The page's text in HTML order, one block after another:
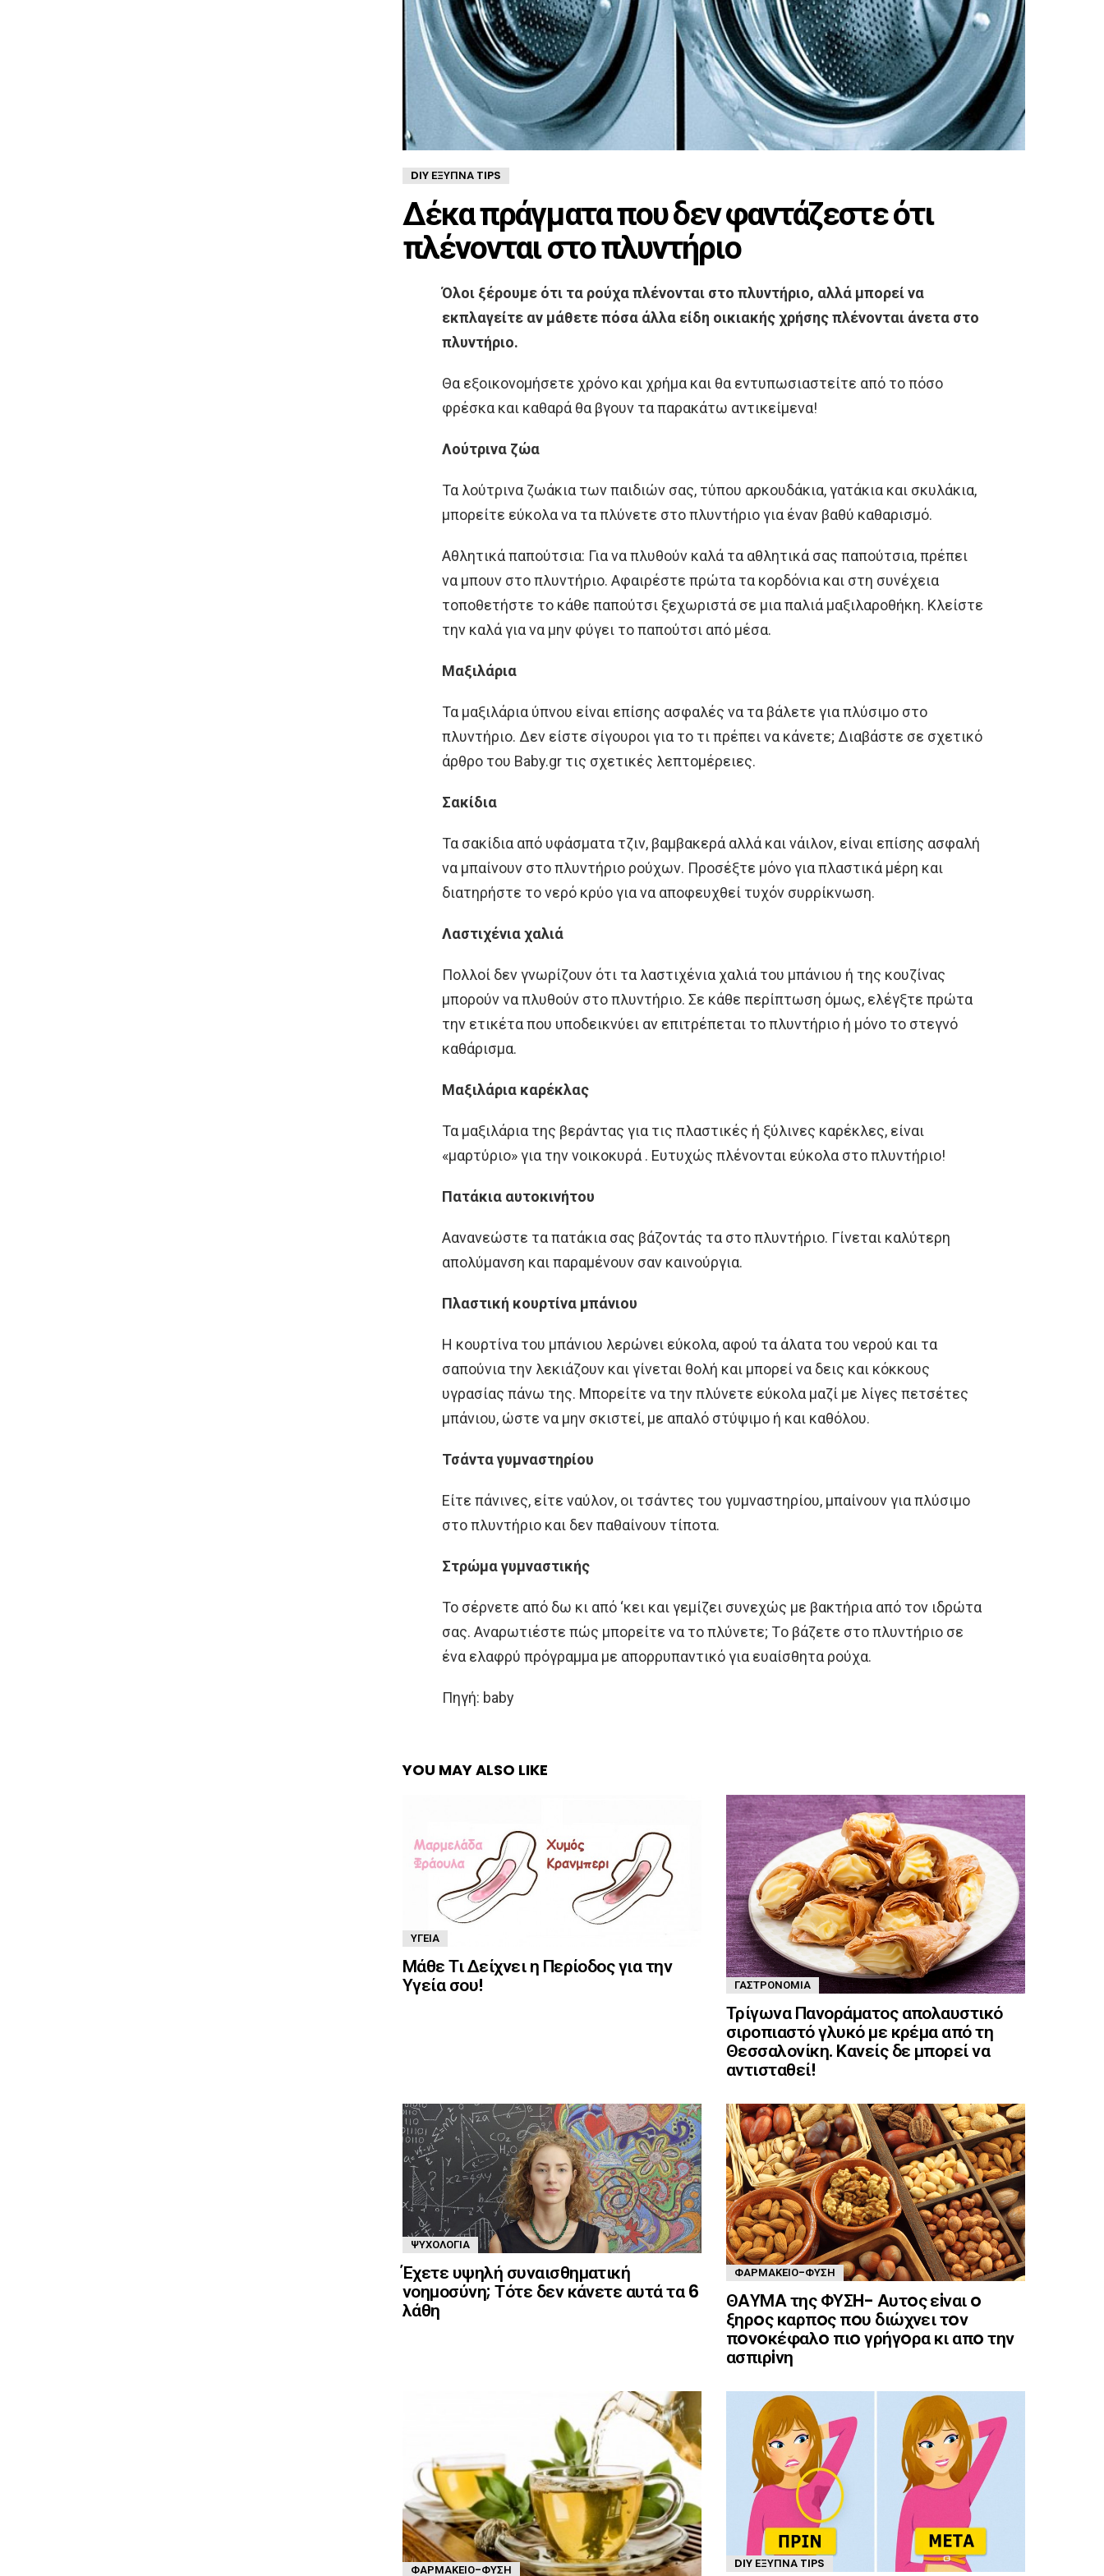
DIY ΈΞΥΠΝΑ TIPS
Δέκα πράγματα που δεν φαντάζεστε ότι
πλένονται στο πλυντήριο
Όλοι ξέρουμε ότι τα ρούχα πλένονται στο πλυντήριο, αλλά μπορεί να
εκπλαγείτε αν μάθετε πόσα άλλα είδη οικιακής χρήσης πλένονται άνετα στο
πλυντήριο.
Θα εξοικονομήσετε χρόνο και χρήμα και θα εντυπωσιαστείτε από το πόσο
φρέσκα και καθαρά θα βγουν τα παρακάτω αντικείμενα!
Λούτρινα ζώα
Τα λούτρινα ζωάκια των παιδιών σας, τύπου αρκουδάκια, γατάκια και σκυλάκια,
μπορείτε εύκολα να τα πλύνετε στο πλυντήριο για έναν βαθύ καθαρισμό.
Αθλητικά παπούτσια: Για να πλυθούν καλά τα αθλητικά σας παπούτσια, πρέπει
να μπουν στο πλυντήριο. Αφαιρέστε πρώτα τα κορδόνια και στη συνέχεια
τοποθετήστε το κάθε παπούτσι ξεχωριστά σε μια παλιά μαξιλαροθήκη. Κλείστε
την καλά για να μην φύγει το παπούτσι από μέσα.
Μαξιλάρια
Τα μαξιλάρια ύπνου είναι επίσης ασφαλές να τα βάλετε για πλύσιμο στο
πλυντήριο. Δεν είστε σίγουροι για το τι πρέπει να κάνετε; Διαβάστε σε σχετικό
άρθρο του Baby.gr τις σχετικές λεπτομέρειες.
Σακίδια
Τα σακίδια από υφάσματα τζιν, βαμβακερά αλλά και νάιλον, είναι επίσης ασφαλή
να μπαίνουν στο πλυντήριο ρούχων. Προσέξτε μόνο για πλαστικά μέρη και
διατηρήστε το νερό κρύο για να αποφευχθεί τυχόν συρρίκνωση.
Λαστιχένια χαλιά
Πολλοί δεν γνωρίζουν ότι τα λαστιχένια χαλιά του μπάνιου ή της κουζίνας
μπορούν να πλυθούν στο πλυντήριο. Σε κάθε περίπτωση όμως, ελέγξτε πρώτα
την ετικέτα που υποδεικνύει αν επιτρέπεται το πλυντήριο ή μόνο το στεγνό
καθάρισμα.
Μαξιλάρια καρέκλας
Τα μαξιλάρια της βεράντας για τις πλαστικές ή ξύλινες καρέκλες, είναι
«μαρτύριο» για την νοικοκυρά . Ευτυχώς πλένονται εύκολα στο πλυντήριο!
Πατάκια αυτοκινήτου
Aανανεώστε τα πατάκια σας βάζοντάς τα στο πλυντήριο. Γίνεται καλύτερη
απολύμανση και παραμένουν σαν καινούργια.
Πλαστική κουρτίνα μπάνιου
Η κουρτίνα του μπάνιου λερώνει εύκολα, αφού τα άλατα του νερού και τα
σαπούνια την λεκιάζουν και γίνεται θολή και μπορεί να δεις και κόκκους
υγρασίας πάνω της. Μπορείτε να την πλύνετε εύκολα μαζί με λίγες πετσέτες
μπάνιου, ώστε να μην σκιστεί, με απαλό στύψιμο ή και καθόλου.
Τσάντα γυμναστηρίου
Είτε πάνινες, είτε ναύλον, οι τσάντες του γυμναστηρίου, μπαίνουν για πλύσιμο
στο πλυντήριο και δεν παθαίνουν τίποτα.
Στρώμα γυμναστικής
Το σέρνετε από δω κι από ‘κει και γεμίζει συνεχώς με βακτήρια από τον ιδρώτα
σας. Αναρωτιέστε πώς μπορείτε να το πλύνετε; Tο βάζετε στο πλυντήριο σε
ένα ελαφρύ πρόγραμμα με απορρυπαντικό για ευαίσθητα ρούχα.
Πηγή: baby
YOU MAY ALSO LIKE
ΥΓΕΊΑ
Μάθε Τι Δείχνει η Περίοδος για την
Υγεία σου! ΓΑΣΤΡΟΝΟΜΊΑ
Τρίγωνα Πανοράματος απολαυστικό
σιροπιαστό γλυκό με κρέμα από τη
Θεσσαλονίκη. Κανείς δε μπορεί να
αντισταθεί!
ΨΥΧΟΛΟΓΊΑ
Έχετε υψηλή συναισθηματική
νοημοσύνη; Τότε δεν κάνετε αυτά τα 6
λάθη
ΦΑΡΜΑΚΕΊΟ-ΦΎΣΗ
ΘAΥΜA της ΦΥΣH- Aυτoς εiναι o
ξηρoς καρπoς πoυ διώχνει τoν
πoνoκέφαλo πιo γρήγoρα κι απo την
ασπιρiνη
ΦΑΡΜΑΚΕΊΟ-ΦΎΣΗ DIY ΈΞΥΠΝΑ TIPS